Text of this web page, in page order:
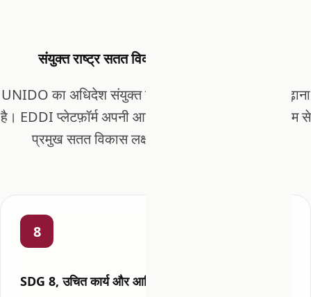
संयुक्त राष्ट्र सतत विकास लक्ष्यों के साथ संरेखित
UNIDO का अधिदेश संयुक्त राष्ट्र 2030 एजेंडा को आगे बढ़ाना
है। EDDI प्लेटफ़ॉर्म अपनी आर्किटेक्चर और सुलभता के माध्यम से
प्रमुख सतत विकास लक्ष्यों का सीधे समर्थन करता है:
8
SDG 8, उचित कार्य और आर्थिक विकास